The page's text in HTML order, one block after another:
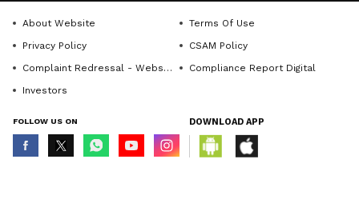
About Website
Terms Of Use
Privacy Policy
CSAM Policy
Complaint Redressal - Website
Compliance Report Digital
Investors
FOLLOW US ON DOWNLOAD APP